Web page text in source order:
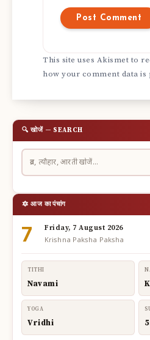
This site uses Akismet to
how your comment data is
🔍 खोजें — SEARCH
🔯 आज का पंचांग
7 Friday, 7 August 2026
Krishna Paksha Paksha
TITHI
Navami
YOGA
Vridhi